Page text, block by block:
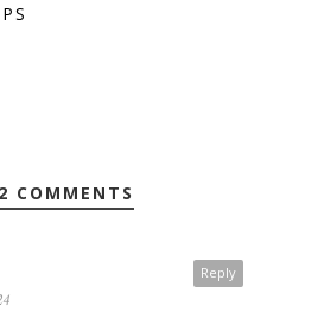
2 COMMENTS
Reply